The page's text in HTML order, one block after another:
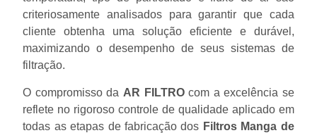
criteriosamente analisados para garantir que cada
cliente obtenha uma solução eficiente e durável,
maximizando o desempenho de seus sistemas de
filtração.
O compromisso da AR FILTROcom a excelência se
reflete no rigoroso controle de qualidade aplicado em
todas as etapas de fabricação dos Filtros Manga de